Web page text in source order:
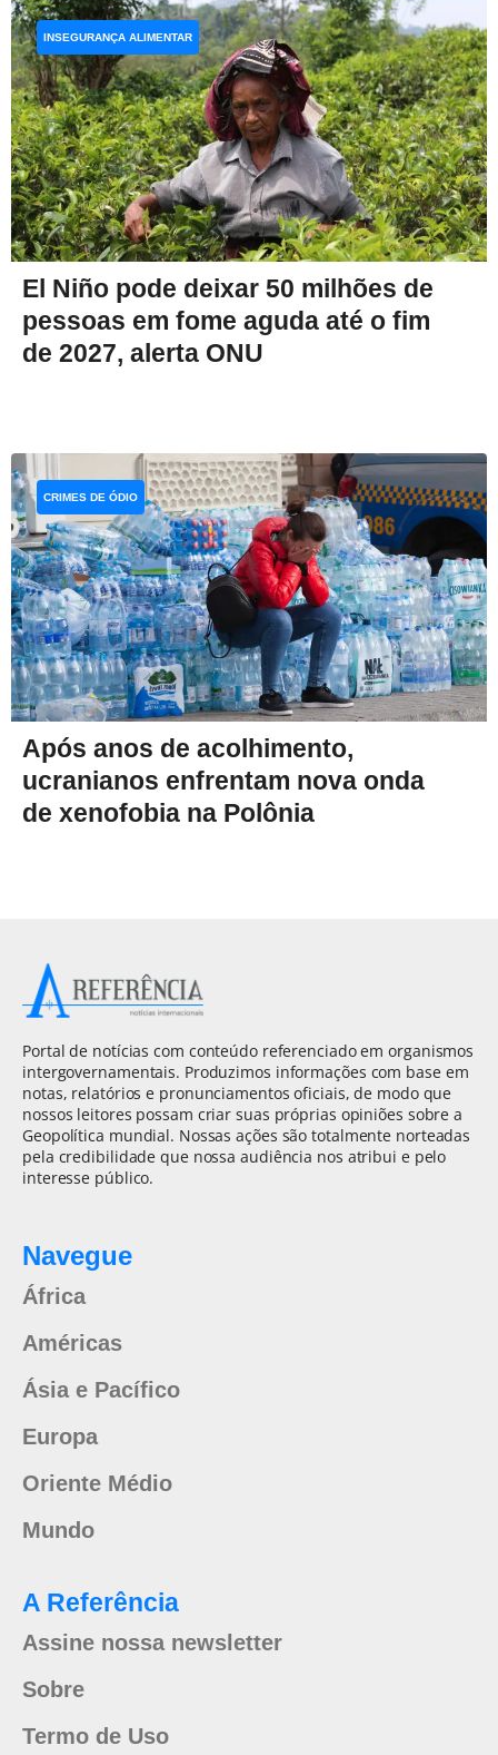
El Niño pode deixar 50 milhões de
pessoas em fome aguda até o fim
de 2027, alerta ONU
INSEGURANÇA ALIMENTAR
Após anos de acolhimento,
ucranianos enfrentam nova onda
de xenofobia na Polônia
CRIMES DE ÓDIO
Portal de notícias com conteúdo referenciado em organismos
intergovernamentais. Produzimos informações com base em
notas, relatórios e pronunciamentos oficiais, de modo que
nossos leitores possam criar suas próprias opiniões sobre a
Geopolítica mundial. Nossas ações são totalmente norteadas
pela credibilidade que nossa audiência nos atribui e pelo
interesse público.
Navegue
África
Américas
Ásia e Pacífico
Europa
Oriente Médio
Mundo
A Referência
Assine nossa newsletter
Sobre
Termo de Uso